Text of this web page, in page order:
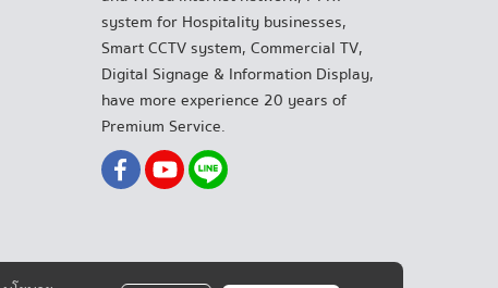
system for Hospitality businesses,
Smart CCTV system, Commercial TV,
Digital Signage & Information Display,
have more experience 20 years of
Premium Service.